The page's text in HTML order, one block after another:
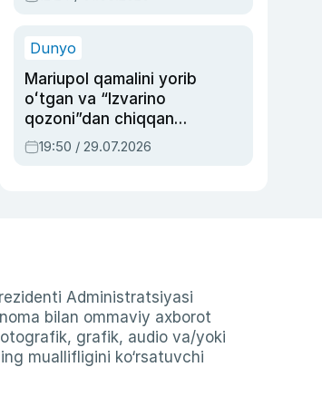
ayblovlardan asrab
Dunyo
Mariupol qamalini yorib
oʻtgan va “Izvarino
qozoni”dan chiqqan
qahramon — Ukraina
armiyasi bosh
19:50 / 29.07.2026
Administratsiyasi
bilan ommaviy axborot
grafik, audio va/yoki
muallifligini ko‘rsatuvchi